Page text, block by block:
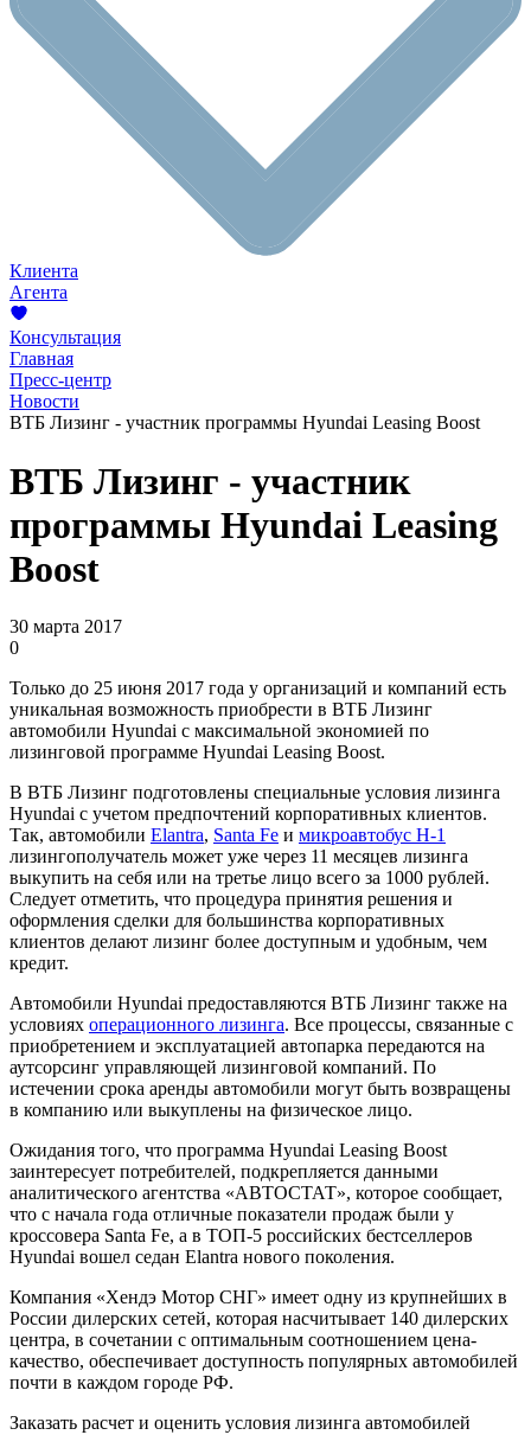
Клиента
Агента
Консультация
Главная
Пресс-центр
Новости
ВТБ Лизинг - участник программы Hyundai Leasing Boost
ВТБ Лизинг - участник
программы Hyundai Leasing
Boost
30 марта 2017
0
Только до 25 июня 2017 года у организаций и компаний есть
уникальная возможность приобрести в ВТБ Лизинг
автомобили Hyundai с максимальной экономией по
лизинговой программе Hyundai Leasing Boost.
В ВТБ Лизинг подготовлены специальные условия лизинга
Hyundai с учетом предпочтений корпоративных клиентов.
Так, автомобили Elantra, Santa Fe и микроавтобус H-1
лизингополучатель может уже через 11 месяцев лизинга
выкупить на себя или на третье лицо всего за 1000 рублей.
Следует отметить, что процедура принятия решения и
оформления сделки для большинства корпоративных
клиентов делают лизинг более доступным и удобным, чем
кредит.
Автомобили Hyundai предоставляются ВТБ Лизинг также на
условиях операционного лизинга. Все процессы, связанные с
приобретением и эксплуатацией автопарка передаются на
аутсорсинг управляющей лизинговой компаний. По
истечении срока аренды автомобили могут быть возвращены
в компанию или выкуплены на физическое лицо.
Ожидания того, что программа Hyundai Leasing Boost
заинтересует потребителей, подкрепляется данными
аналитического агентства «АВТОСТАТ», которое сообщает,
что с начала года отличные показатели продаж были у
кроссовера Santa Fe, а в ТОП-5 российских бестселлеров
Hyundai вошел седан Elantra нового поколения.
Компания «Хендэ Мотор СНГ» имеет одну из крупнейших в
России дилерских сетей, которая насчитывает 140 дилерских
центра, в сочетании с оптимальным соотношением цена-
качество, обеспечивает доступность популярных автомобилей
почти в каждом городе РФ.
Заказать расчет и оценить условия лизинга автомобилей